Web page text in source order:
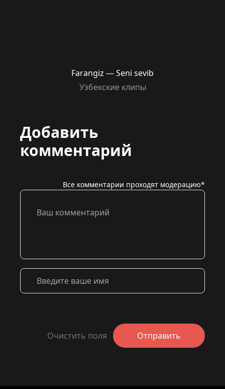
Farangiz — Seni sevib
Узбекские клипы
Добавить
комментарий
Все комментарии проходят модерацию*
Очистить поля Отправить